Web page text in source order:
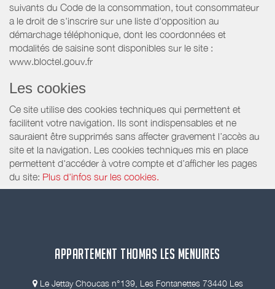
suivants du Code de la consommation, tout consommateur
a le droit de s'inscrire sur une liste d'opposition au
démarchage téléphonique, dont les coordonnées et
modalités de saisine sont disponibles sur le site :
www.bloctel.gouv.fr
Les cookies
Ce site utilise des cookies techniques qui permettent et
facilitent votre navigation. Ils sont indispensables et ne
sauraient être supprimés sans affecter gravement l’accès au
site et la navigation. Les cookies techniques mis en place
permettent d'accéder à votre compte et d’afficher les pages
du site: Plus d'infos sur les cookies.
APPARTEMENT THOMAS LES MENUIRES
Le Jettay Choucas n°139, Les Fontanettes 73440 Les